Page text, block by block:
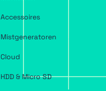
Accessoires
Mistgeneratoren
Cloud
HDD & Micro SD